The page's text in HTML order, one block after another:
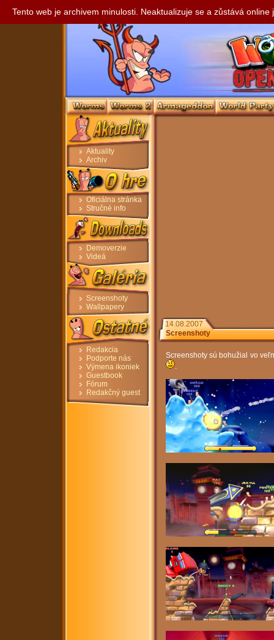
Tento web je archivem minulosti. Neaktualizuje se a zůstává
Aktuality
Archiv
Oficiálna stránka
Stručné info
Demoverzie
Videá
Screenshoty
Wallpapery
Redakcia
Podporte nás
Výmena ikoniek
Guestbook
Fórum
Redakčný guest
14.08.2007
Screenshoty
Screenshoty sú bohužial vo
.